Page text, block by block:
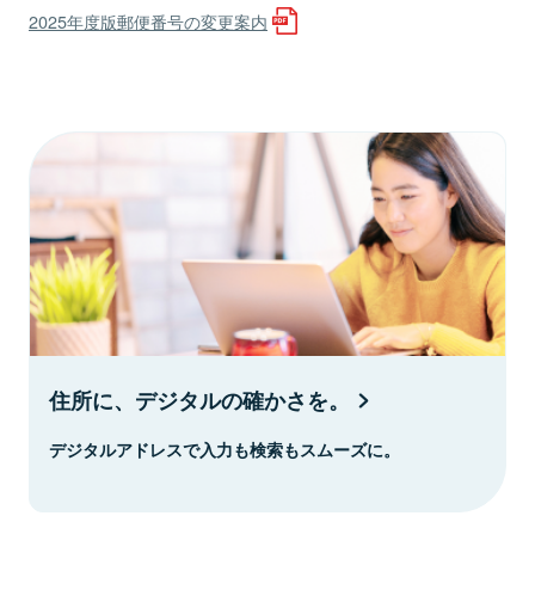
2025年度版郵便番号の変更案内
住所に、デジタルの確かさを。
デジタルアドレスで入力も検索もスムーズに。